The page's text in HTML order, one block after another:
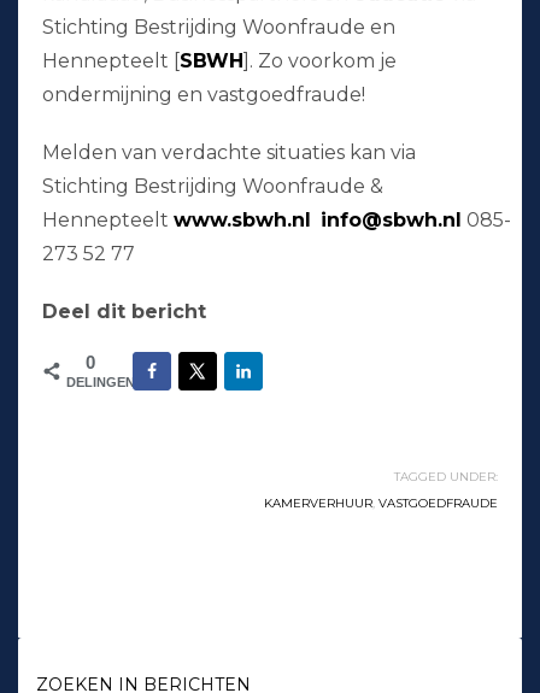
Stichting Bestrijding Woonfraude en
Hennepteelt [SBWH]. Zo voorkom je
ondermijning en vastgoedfraude!
Melden van verdachte situaties kan via
Stichting Bestrijding Woonfraude &
Hennepteelt www.sbwh.nl info@sbwh.nl 085-
273 52 77
Deel dit bericht
0
DELINGEN
TAGGED UNDER:
KAMERVERHUUR, VASTGOEDFRAUDE
ZOEKEN IN BERICHTEN